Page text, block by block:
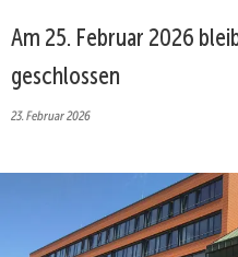
Am 25. Februar 2026
geschlossen
23. Februar 2026